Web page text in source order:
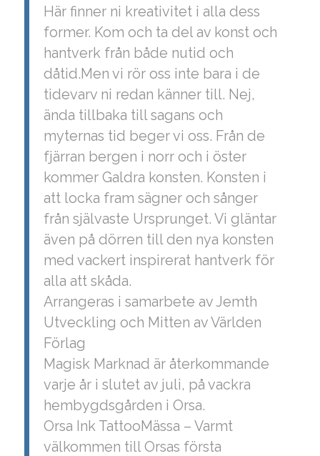
Här finner ni kreativitet i alla dess
former. Kom och ta del av konst och
hantverk från både nutid och
dåtid.Men vi rör oss inte bara i de
tidevarv ni redan känner till. Nej,
ända tillbaka till sagans och
myternas tid beger vi oss. Från de
fjärran bergen i norr och i öster
kommer Galdra konsten. Konsten i
att locka fram sägner och sånger
från självaste Ursprunget. Vi gläntar
även på dörren till den nya konsten
med vackert inspirerat hantverk för
alla att skåda.
Arrangeras i samarbete av Jemth
Utveckling och Mitten av Världen
Förlag
Magisk Marknad är återkommande
varje år i slutet av juli, på vackra
hembygdsgården i Orsa.
Orsa Ink TattooMässa – Varmt
välkommen till Orsas första